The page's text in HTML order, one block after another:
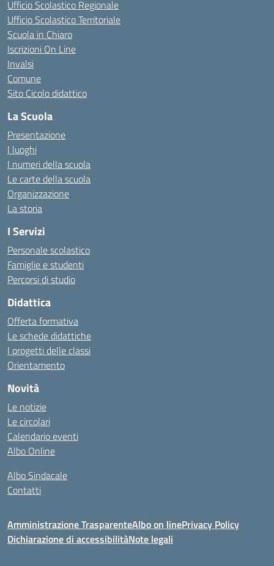
Ufficio Scolastico Regionale
Ufficio Scolastico Territoriale
Scuola in Chiaro
Iscrizioni On Line
Invalsi
Comune
Sito Cicolo didattico
La Scuola
Presentazione
I luoghi
I numeri della scuola
Le carte della scuola
Organizzazione
La storia
I Servizi
Personale scolastico
Famiglie e studenti
Percorsi di studio
Didattica
Offerta formativa
Le schede didattiche
I progetti delle classi
Orientamento
Novità
Le notizie
Le circolari
Calendario eventi
Albo Online
Albo Sindacale
Contatti
Amministrazione TrasparenteAlbo on linePrivacy Policy
Dichiarazione di accessibilitàNote legali